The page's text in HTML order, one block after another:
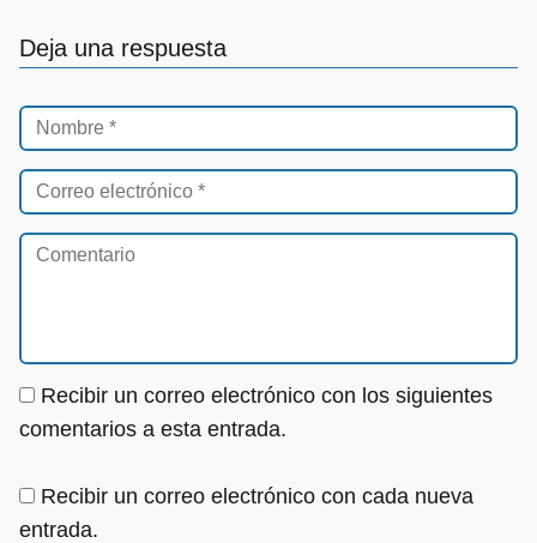
Deja una respuesta
Recibir un correo electrónico con los siguientes
comentarios a esta entrada.
Recibir un correo electrónico con cada nueva
entrada.